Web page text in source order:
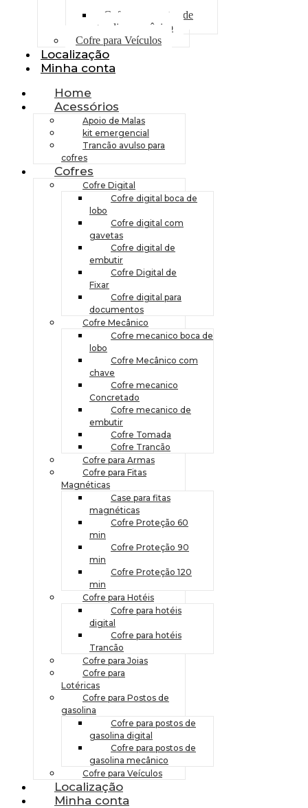
Cofre para postos de
gasolina mecânico
Cofre para Veículos
Localização
Minha conta
Home
Acessórios
Apoio de Malas
kit emergencial
Trancão avulso para
cofres
Cofres
Cofre Digital
Cofre digital boca de
lobo
Cofre digital com
gavetas
Cofre digital de
embutir
Cofre Digital de
Fixar
Cofre digital para
documentos
Cofre Mecânico
Cofre mecanico boca de
lobo
Cofre Mecânico com
chave
Cofre mecanico
Concretado
Cofre mecanico de
embutir
Cofre Tomada
Cofre Trancão
Cofre para Armas
Cofre para Fitas
Magnéticas
Case para fitas
magnéticas
Cofre Proteção 60
min
Cofre Proteção 90
min
Cofre Proteção 120
min
Cofre para Hotéis
Cofre para hotéis
digital
Cofre para hotéis
Trancão
Cofre para Joias
Cofre para
Lotéricas
Cofre para Postos de
gasolina
Cofre para postos de
gasolina digital
Cofre para postos de
gasolina mecânico
Cofre para Veículos
Localização
Minha conta